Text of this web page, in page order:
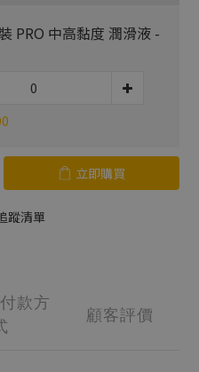
PRO 中高黏度 潤滑液 -
立即購買
蹤清單
款方
顧客評價